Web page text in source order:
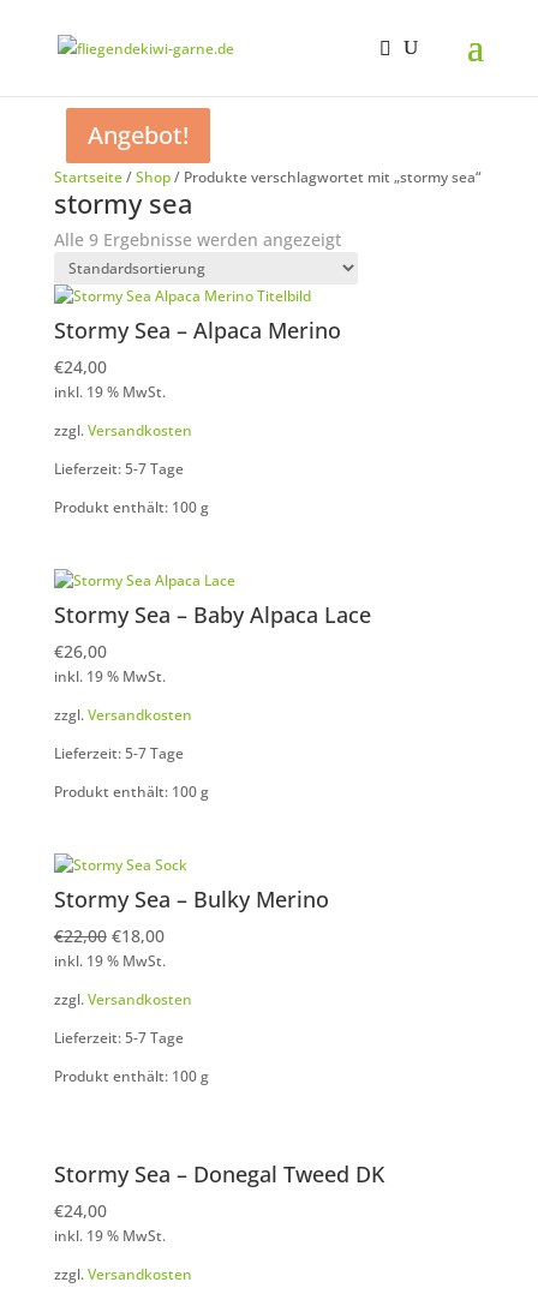
Startseite/Shop/ Produkte verschlagwortet mit „stormy sea“
stormy sea
Alle 9 Ergebnisse werden angezeigt
Stormy Sea – Alpaca Merino
€24,00
inkl. 19 % MwSt.
zzgl.Versandkosten
Lieferzeit: 5-7 Tage
Produkt enthält: 100g
Stormy Sea – Baby Alpaca Lace
€26,00
inkl. 19 % MwSt.
zzgl.Versandkosten
Lieferzeit: 5-7 Tage
Produkt enthält: 100g
Angebot!
Stormy Sea – Bulky Merino
€22,00 Ursprünglicher
Preis
war:
€18,00Aktueller
Preis
inkl. 19 % MwSt.
zzgl.Versandkosten
Lieferzeit: 5-7 Tage
Produkt enthält: 100g
Stormy Sea – Donegal Tweed DK
€24,00
inkl. 19 % MwSt.
zzgl.Versandkosten
Angebot!